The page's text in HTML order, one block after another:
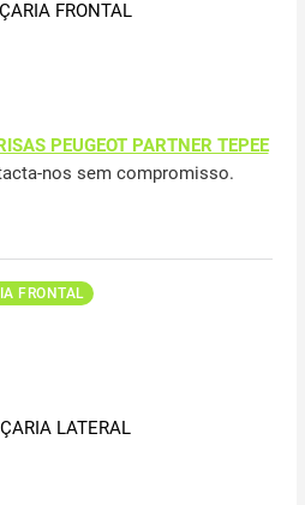
FRONTAL
PEUGEOT PARTNER TEPEE
nos sem compromisso.
FRONTAL
LATERAL